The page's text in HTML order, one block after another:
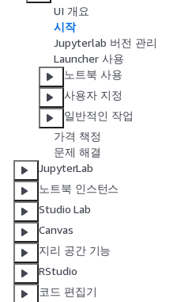
UI 개요
시작
Jupyterlab 버전 관리
Launcher 사용
노트북 사용
사용자 지정
일반적인 작업
가격 책정
문제 해결
JupyterLab
노트북 인스턴스
Studio Lab
Canvas
지리 공간 기능
RStudio
코드 편집기